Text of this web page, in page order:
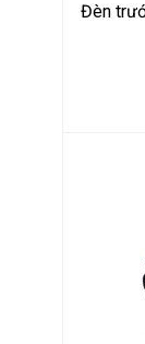
Đèn